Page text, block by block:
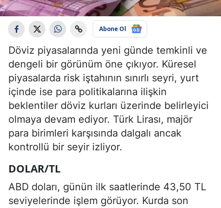
Abone Ol
Döviz piyasalarında yeni günde temkinli ve
dengeli bir görünüm öne çıkıyor. Küresel
piyasalarda risk iştahının sınırlı seyri, yurt
içinde ise para politikalarına ilişkin
beklentiler döviz kurları üzerinde belirleyici
olmaya devam ediyor. Türk Lirası, majör
para birimleri karşısında dalgalı ancak
kontrollü bir seyir izliyor.
DOLAR/TL
ABD doları, günün ilk saatlerinde 43,50 TL
seviyelerinde işlem görüyor. Kurda son